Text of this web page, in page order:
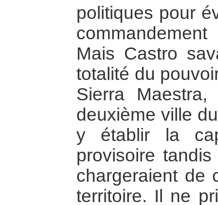
politiques pour
Mais Castro
totalité du
Sierra
deuxième ville
y établir la
provisoire
chargeraient de
territoire. Il ne